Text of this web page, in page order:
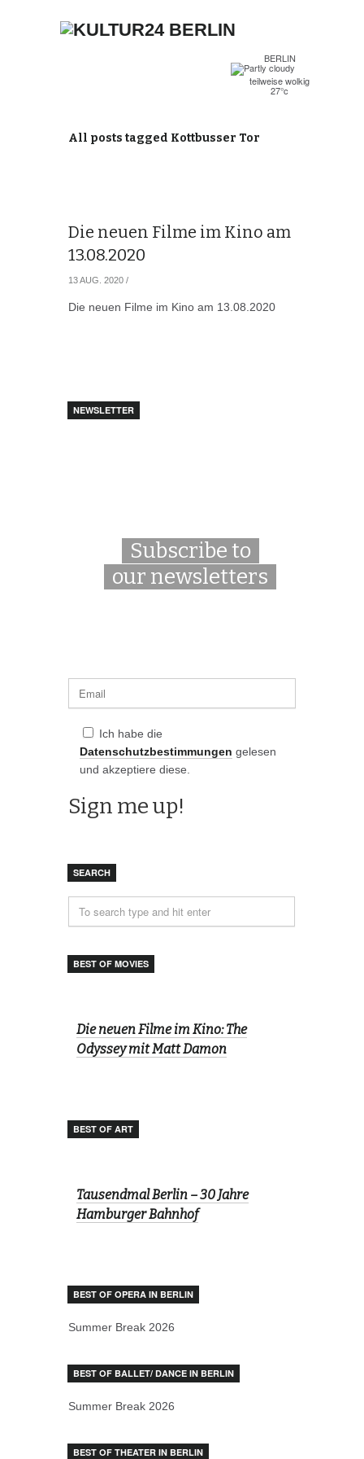
BERLIN
teilweise wolkig
27°c
All posts tagged Kottbusser Tor
Die neuen Filme im Kino am
13.08.2020
13 AUG. 2020 /
Die neuen Filme im Kino am 13.08.2020
NEWSLETTER
Subscribe to
our newsletters
Ich habe die
Datenschutzbestimmungen gelesen
und akzeptiere diese.
SEARCH
BEST OF MOVIES
Die neuen Filme im Kino: The
Odyssey mit Matt Damon
BEST OF ART
Tausendmal Berlin – 30 Jahre
Hamburger Bahnhof
BEST OF OPERA IN BERLIN
Summer Break 2026
BEST OF BALLET/ DANCE IN BERLIN
Summer Break 2026
BEST OF THEATER IN BERLIN